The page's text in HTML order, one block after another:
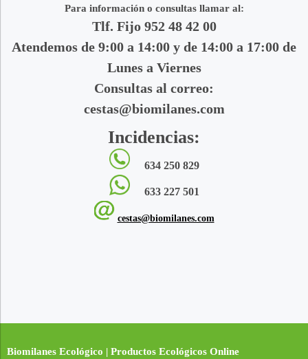
Para información o consultas llamar al:
Tlf. Fijo 952 48 42 00
Atendemos de 9:00 a 14:00 y de 14:00 a 17:00 de
Lunes a Viernes
Consultas al correo:
cestas@biomilanes.com
Incidencias:
634 250 829
633 227 501
cestas@biomilanes.com
Biomilanes Ecológico | Productos Ecológicos Online